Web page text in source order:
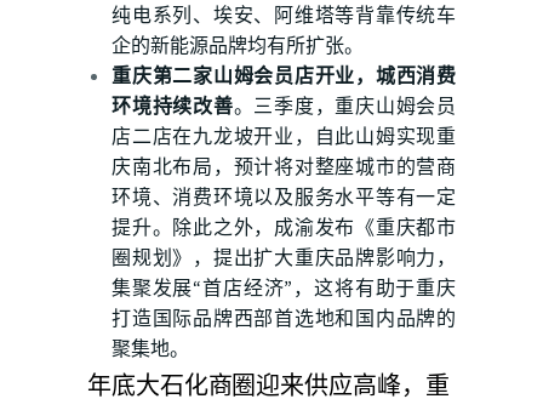
纯电系列、埃安、阿维塔等背靠传统车
企的新能源品牌均有所扩张。
重庆第二家山姆会员店开业，城西消费
环境持续改善。三季度，重庆山姆会员
店二店在九龙坡开业，自此山姆实现重
庆南北布局，预计将对整座城市的营商
环境、消费环境以及服务水平等有一定
提升。除此之外，成渝发布《重庆都市
圈规划》，提出扩大重庆品牌影响力，
集聚发展“首店经济”，这将有助于重庆
打造国际品牌西部首选地和国内品牌的
聚集地。
年底大石化商圈迎来供应高峰，重